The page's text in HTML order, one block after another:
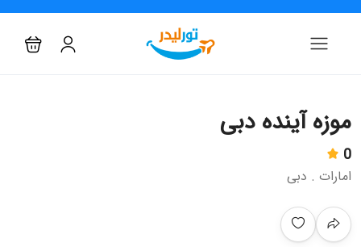
موزه آینده دبی
0
امارات . دبی